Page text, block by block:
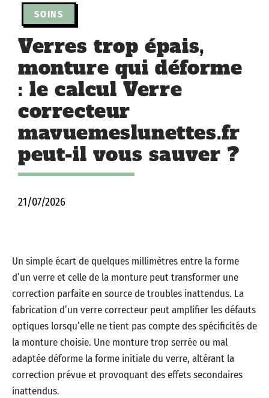
SOINS
Verres trop épais,
monture qui déforme
: le calcul Verre
correcteur
mavuemeslunettes.fr
peut-il vous sauver ?
21/07/2026
Un simple écart de quelques millimètres entre la forme
d’un verre et celle de la monture peut transformer une
correction parfaite en source de troubles inattendus. La
fabrication d’un verre correcteur peut amplifier les défauts
optiques lorsqu’elle ne tient pas compte des spécificités de
la monture choisie. Une monture trop serrée ou mal
adaptée déforme la forme initiale du verre, altérant la
correction prévue et provoquant des effets secondaires
inattendus.